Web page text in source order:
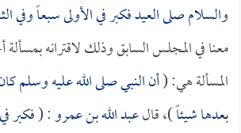
والسلام صلى العيد فكبر في الأولى سبعاً وفي
معنا في المجلس السابق وذلك لاقترانه
المسألة هي: (أن النبي صلى الله عليه وسلم
بعدها شيئاً)، قالعبد الله بن عمرو: (فكبر